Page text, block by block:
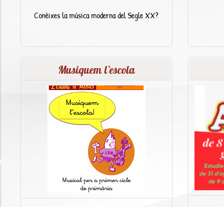
#raval #ciutatvella
Conèixes la música moderna del Segle XX?
Musiquem l’escola